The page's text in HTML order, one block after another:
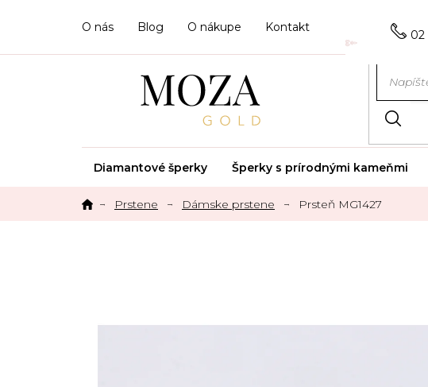
02
O nás Blog O nákupe Kontakt
Diamantové šperky Šperky s prírodnými kameňmi
Prstene Dámske prstene Prsteň MG1427